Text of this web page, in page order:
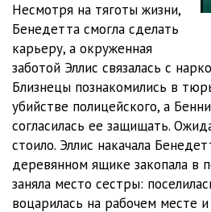
Подумай дважды_Глава_013
Подумай дважды_Глава_014
Подумай дважды_Глава_015
Подумай дважды_Глава_016
Подумай дважды_Глава_017
Подумай дважды_Глава_018
Несмотря на тяготы жизни,
Бенедетта смогла сделать
карьеру, а окруженная
заботой Эллис связалась с
Близнецы познакомились в
убийстве полицейского, а
согласилась ее защищать.
стоило. Эллис накачала
деревянном ящике закопала в
заняла место сестры:
воцарилась на рабочем месте